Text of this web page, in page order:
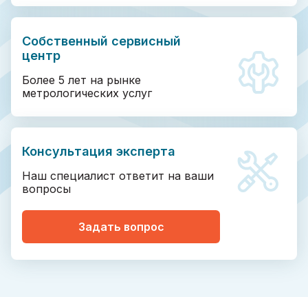
Собственный сервисный
центр
Более 5 лет на рынке
метрологических услуг
Консультация эксперта
Наш специалист ответит на ваши
вопросы
Задать вопрос